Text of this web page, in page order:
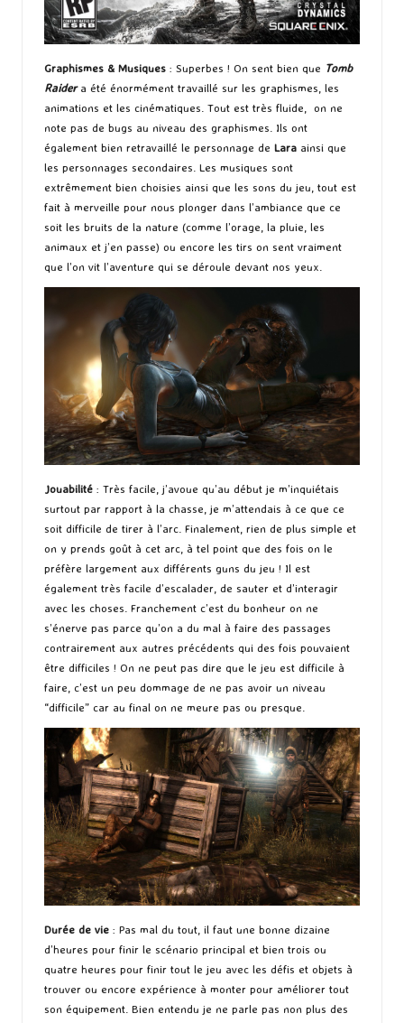
Graphismes & Musiques : Superbes ! On sent bien que Tomb
Raidera été énormément travaillé sur les graphismes, les
animations et les cinématiques. Tout est très fluide, on ne
note pas de bugs au niveau des graphismes. Ils ont
également bien retravaillé le personnage de Lara ainsi que
les personnages secondaires. Les musiques sont
extrêmement bien choisies ainsi que les sons du jeu, tout est
fait à merveille pour nous plonger dans l’ambiance que ce
soit les bruits de la nature (comme l’orage, la pluie, les
animaux et j’en passe) ou encore les tirs on sent vraiment
que l’on vit l’aventure qui se déroule devant nos yeux.
Jouabilité : Très facile, j’avoue qu’au début je m’inquiétais
surtout par rapport à la chasse, je m’attendais à ce que ce
soit difficile de tirer à l’arc. Finalement, rien de plus simple et
on y prends goût à cet arc, à tel point que des fois on le
préfère largement aux différents guns du jeu ! Il est
également très facile d’escalader, de sauter et d’interagir
avec les choses. Franchement c’est du bonheur on ne
s’énerve pas parce qu’on a du mal à faire des passages
contrairement aux autres précédents qui des fois pouvaient
être difficiles ! On ne peut pas dire que le jeu est difficile à
faire, c’est un peu dommage de ne pas avoir un niveau
“difficile” car au final on ne meure pas ou presque.
Durée de vie : Pas mal du tout, il faut une bonne dizaine
d’heures pour finir le scénario principal et bien trois ou
quatre heures pour finir tout le jeu avec les défis et objets à
trouver ou encore expérience à monter pour améliorer tout
son équipement. Bien entendu je ne parle pas non plus des